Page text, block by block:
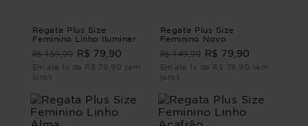
Regata Plus Size
Feminino Linho Iluminar
R$ 159,90 R$ 79,90
Em até 1x de R$ 79,90 sem
juros
Regata Plus Size
Feminino Novo
R$ 149,90 R$ 79,90
Em até 1x de R$ 79,90 sem
juros